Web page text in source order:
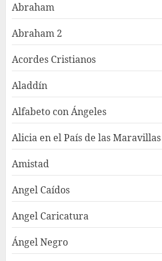
Abraham
Abraham 2
Acordes Cristianos
Aladdín
Alfabeto con Ángeles
Alicia en el País de las Maravillas
Amistad
Angel Caídos
Angel Caricatura
Ángel Negro